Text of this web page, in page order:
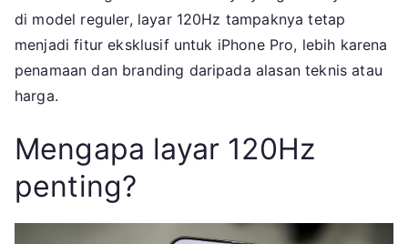
di model reguler, layar 120Hz tampaknya tetap
menjadi fitur eksklusif untuk iPhone Pro, lebih karena
penamaan dan branding daripada alasan teknis atau
harga.
Mengapa layar 120Hz
penting?